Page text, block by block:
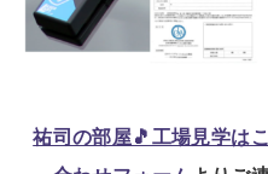
祐司の部屋🎵工場見学は